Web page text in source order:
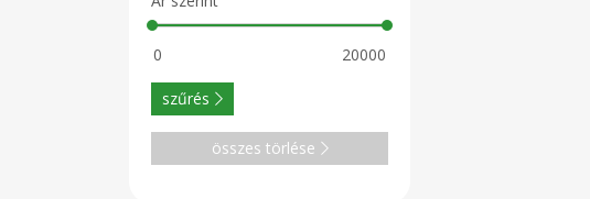
szűrés
összes törlése